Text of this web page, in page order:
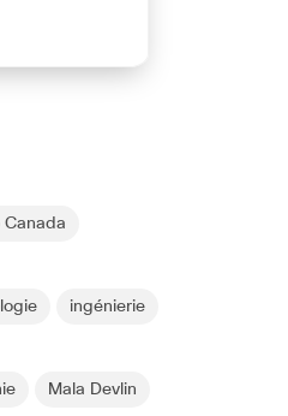
Canada
ingénierie
Mala Devlin